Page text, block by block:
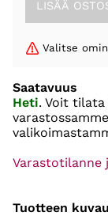
Valitse
Saatavuus
Heti. Voit
Varastotilanne
Tuotteen